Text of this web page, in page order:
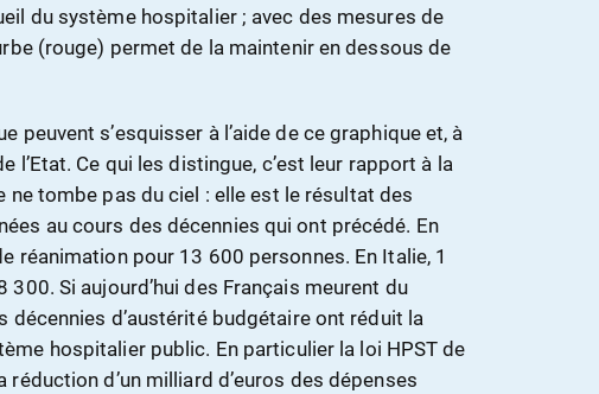
du système hospitalier ; avec des mesures de
(rouge) permet de la maintenir en dessous de
peuvent s’esquisser à l’aide de ce graphique et, à
l’Etat. Ce qui les distingue, c’est leur rapport à la
tombe pas du ciel : elle est le résultat des
au cours des décennies qui ont précédé. En
réanimation pour 13 600 personnes. En Italie, 1
300. Si aujourd’hui des Français meurent du
décennies d’austérité budgétaire ont réduit la
hospitalier public. En particulier la loi HPST de
d’un milliard d’euros des dépenses